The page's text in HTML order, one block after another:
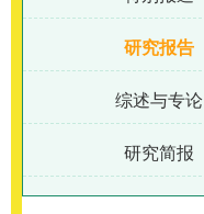
研究报告
综述与专论
研究简报